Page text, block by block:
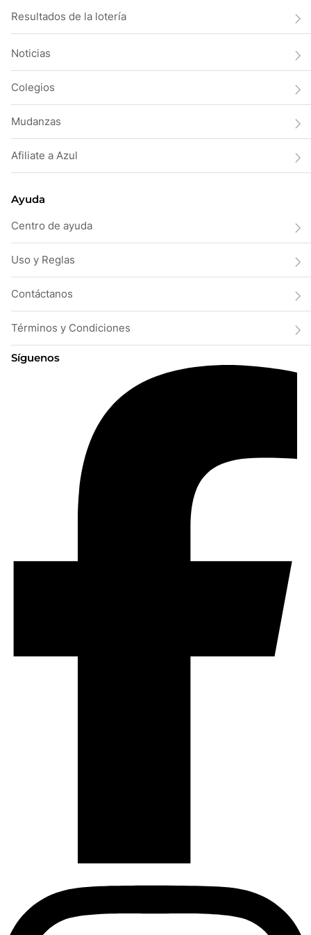
Resultados de la lotería
Noticias
Colegios
Mudanzas
Afiliate a Azul
Ayuda
Centro de ayuda
Uso y Reglas
Contáctanos
Términos y Condiciones
Síguenos